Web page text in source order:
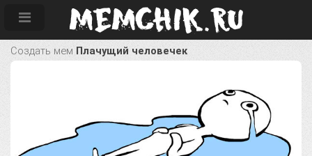
Создать мем Плачущий человечек